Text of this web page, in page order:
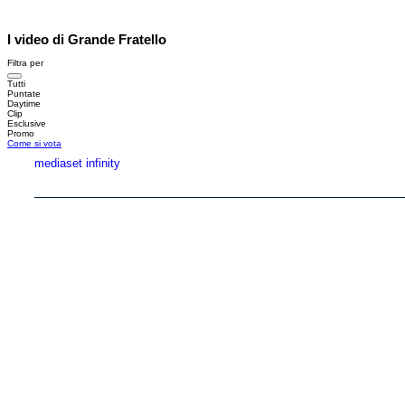
I video di Grande Fratello
Filtra per
Tutti
Puntate
Daytime
Clip
Esclusive
Promo
Come si vota
mediaset infinity